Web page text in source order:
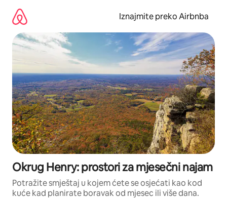
sadržaj
Iznajmite preko Airbnba
Okrug Henry: prostori za mjesečni najam
Potražite smještaj u kojem ćete se osjećati kao kod
kuće kad planirate boravak od mjesec ili više dana.